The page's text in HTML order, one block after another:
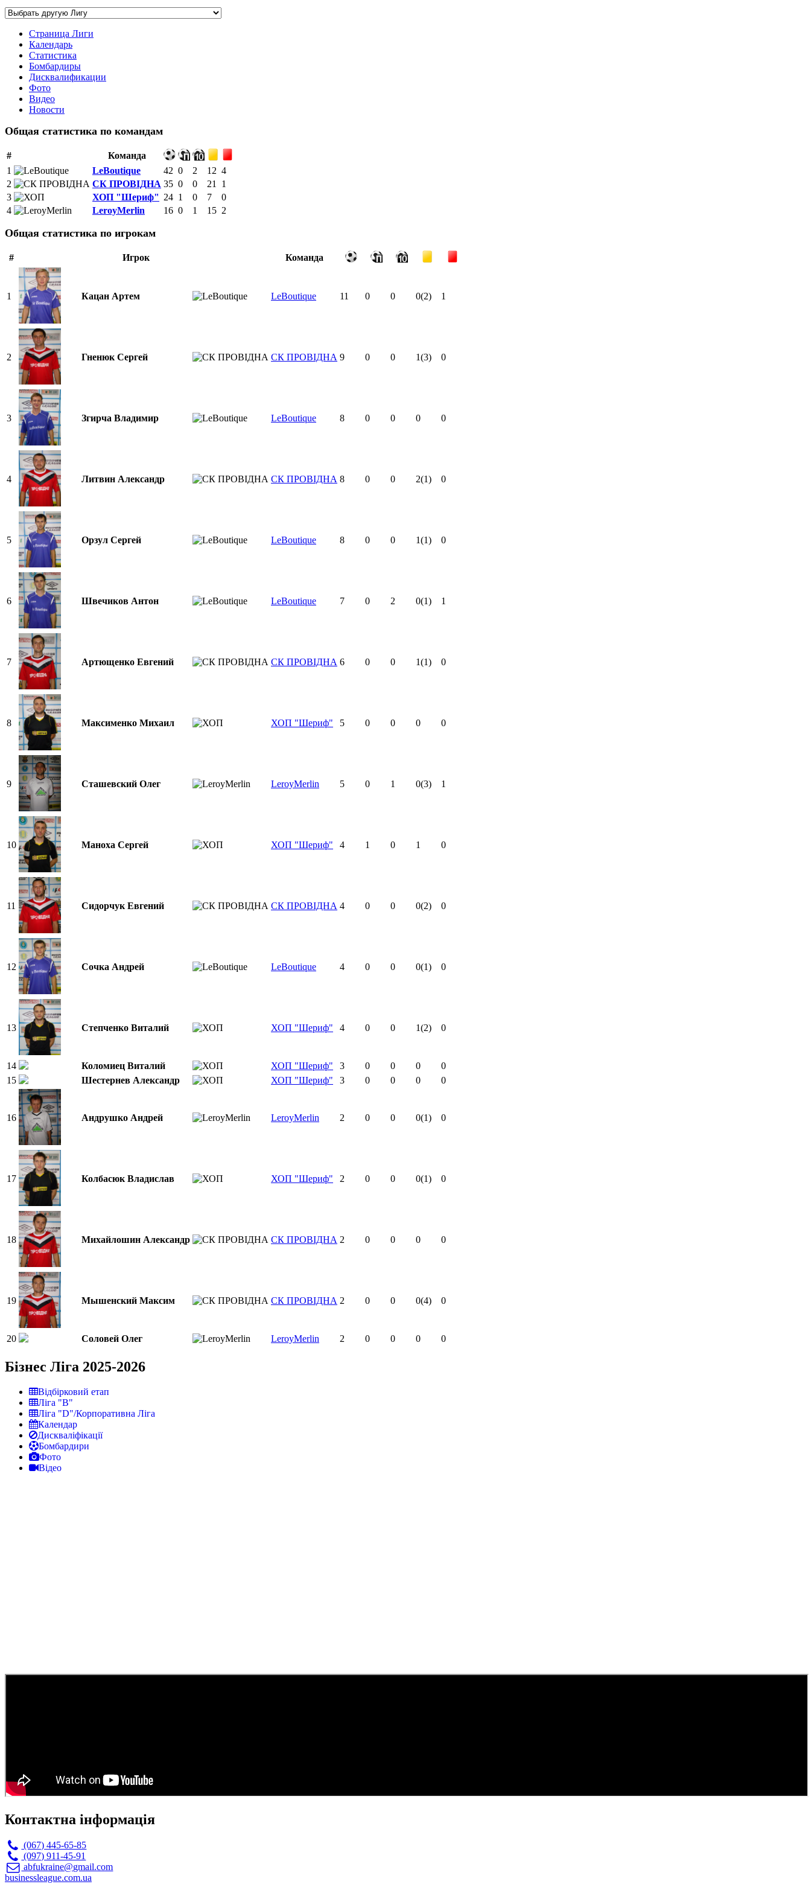
Страница Лиги
Календарь
Статистика
Бомбардиры
Дисквалификации
Фото
Видео
Новости
Общая статистика по командам
#
Команда
1
LeBoutique 42 0 2 12 4
2
СК ПРОВІДНА 35 0 0 21
1
3
ХОП "Шериф" 24 1 0 7
0
4
LeroyMerlin 16 0 1 15 2
Общая статистика по игрокам
# Игрок Команда
1 Кацан Артем LeBoutique 11 0 0 0(2) 1
2 Гненюк Сергей СК ПРОВІДНА 9 0 0 1(3) 0
3 Згирча Владимир LeBoutique 8 0 0 0 0
4 Литвин Александр СК ПРОВІДНА 8 0 0 2(1) 0
5 Орзул Сергей LeBoutique 8 0 0 1(1) 0
6 Швечиков Антон LeBoutique 7 0 2 0(1) 1
7 Артющенко Евгений СК ПРОВІДНА 6 0 0 1(1) 0
8 Максименко Михаил ХОП "Шериф" 5 0 0 0 0
9 Сташевский Олег LeroyMerlin 5 0 1 0(3) 1
10 Маноха Сергей ХОП "Шериф" 4 1 0 1 0
11 Сидорчук Евгений СК ПРОВІДНА 4 0 0 0(2) 0
12 Сочка Андрей LeBoutique 4 0 0 0(1) 0
13 Степченко Виталий ХОП "Шериф" 4 0 0 1(2) 0
14 Коломиец Виталий ХОП "Шериф" 3 0 0 0
0
15
Шестернев Александр ХОП "Шериф" 3 0 0 0 0
16 Андрушко Андрей LeroyMerlin 2 0 0 0(1) 0
17 Колбасюк Владислав ХОП "Шериф" 2 0 0 0(1) 0
18 Михайлошин Александр СК ПРОВІДНА 2 0 0 0 0
19 Мышенский Максим СК ПРОВІДНА 2 0 0 0(4) 0
20 Соловей Олег LeroyMerlin 2 0 0 0 0
Бізнес Ліга 2025-2026
Відбірковий етап
Ліга "В"
Ліга "D"/Корпоративна Ліга
Календар
Дискваліфікації
Бомбардири
Фото
Відео
Контактна інформація
(067) 445-65-85
(097) 911-45-91
abfukraine@gmail.com
businessleague.com.ua